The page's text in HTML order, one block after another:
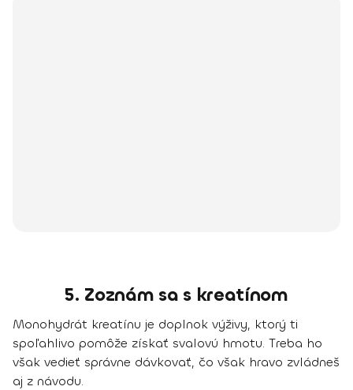
5. Zoznám sa s kreatínom
Monohydrát kreatínu je doplnok výživy, ktorý ti
spoľahlivo pomôže získať svalovú hmotu. Treba ho
však vedieť správne dávkovať, čo však hravo zvládneš
aj z návodu.